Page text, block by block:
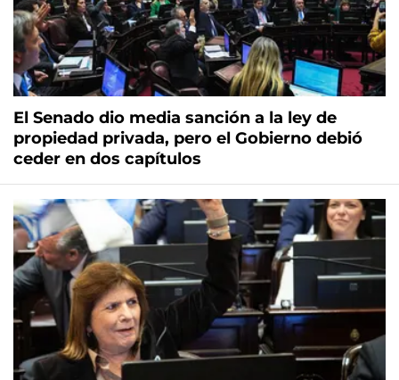
El Senado dio media sanción a la ley de
propiedad privada, pero el Gobierno debió
ceder en dos capítulos